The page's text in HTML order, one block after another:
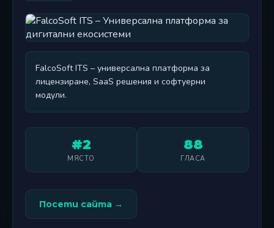
FalcoSoft ITS – универсална платформа за
лицензиране, SaaS решения и софтуерни
модули.
#2
МЯСТО
88
ГЛАСА
Посети сайта →